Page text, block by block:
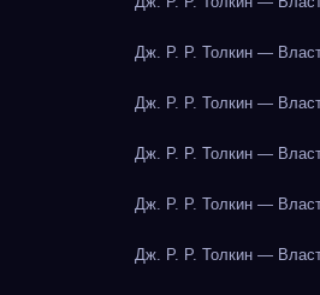
Дж. Р. Р. Толкин —
Дж. Р. Р. Толкин —
Дж. Р. Р. Толкин —
Дж. Р. Р. Толкин —
Дж. Р. Р. Толкин —